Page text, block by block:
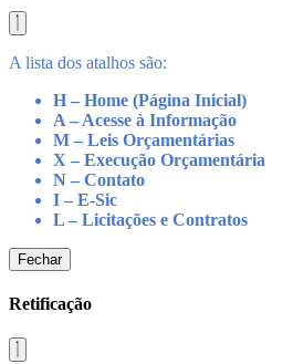
A lista dos atalhos são:
H – Home (Página Inicial)
A – Acesse à Informação
M – Leis Orçamentárias
X – Execução Orçamentária
N – Contato
I – E-Sic
L – Licitações e Contratos
Fechar
Retificação